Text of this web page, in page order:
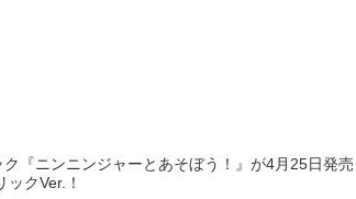
『ニンニンジャーとあそぼう！』が4月25日発
クVer.！